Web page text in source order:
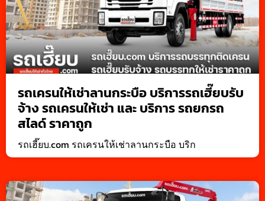
รถเครนให้เช่าลานกระบือ บริการรถเฮี๊ยบรับ
จ้าง รถเครนให้เช่า และ บริการ รถยกรถ
สไลด์ ราคาถูก
รถเฮี๊ยบ.com รถเครนให้เช่าลานกระบือ บริก